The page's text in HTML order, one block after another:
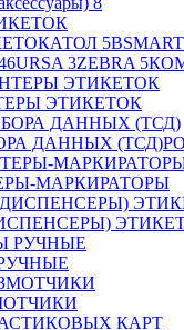
АТОЛ 5BSMART
URSA 3ZEBRA 5
ЭТИКЕТОК
ДАННЫХ (ТСД)
МАРКИРАТОРЫ